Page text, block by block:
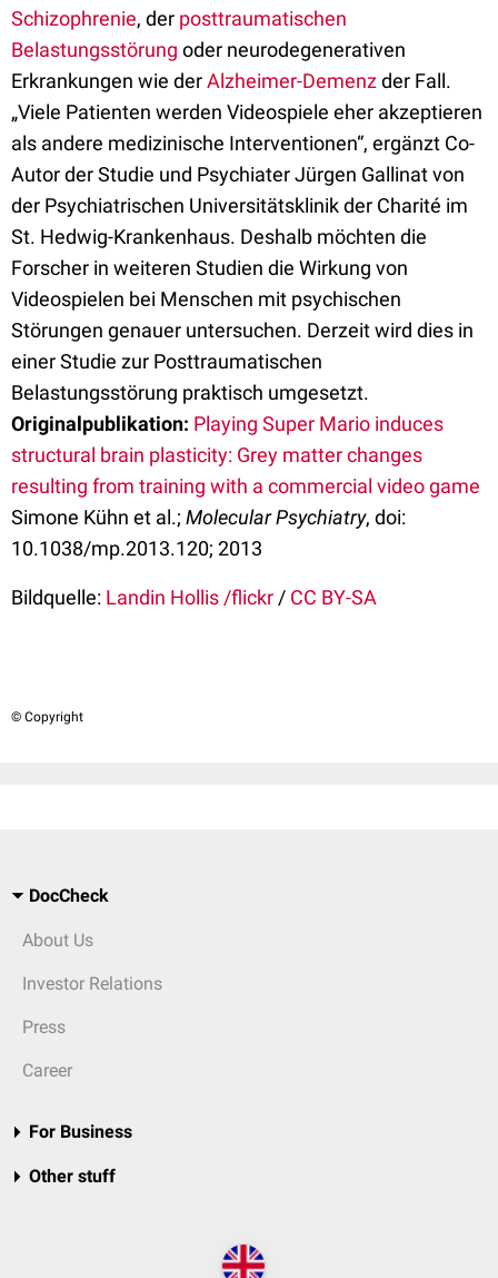
Schizophrenie, der posttraumatischen
Belastungsstörung oder neurodegenerativen
Erkrankungen wie derAlzheimer-Demenzder Fall.
„Viele Patienten werden Videospiele eher akzeptieren
als andere medizinische Interventionen“, ergänzt Co-
Autor der Studie und Psychiater Jürgen Gallinat von
der Psychiatrischen Universitätsklinik der Charité im
St. Hedwig-Krankenhaus. Deshalb möchten die
Forscher in weiteren Studien die Wirkung von
Videospielen bei Menschen mit psychischen
Störungen genauer untersuchen. Derzeit wird dies in
einer Studie zur Posttraumatischen
Belastungsstörung praktisch umgesetzt.
Originalpublikation: Playing Super Mario induces
structural brain plasticity: Grey matter changes
resulting from training with a commercial video game
Simone Kühn et al.; Molecular Psychiatry, doi:
10.1038/mp.2013.120; 2013
Bildquelle: Landin Hollis /flickr / CC BY-SA
© Copyright
DocCheck
About Us
Investor Relations
Press
Career
For Business
Other stuff